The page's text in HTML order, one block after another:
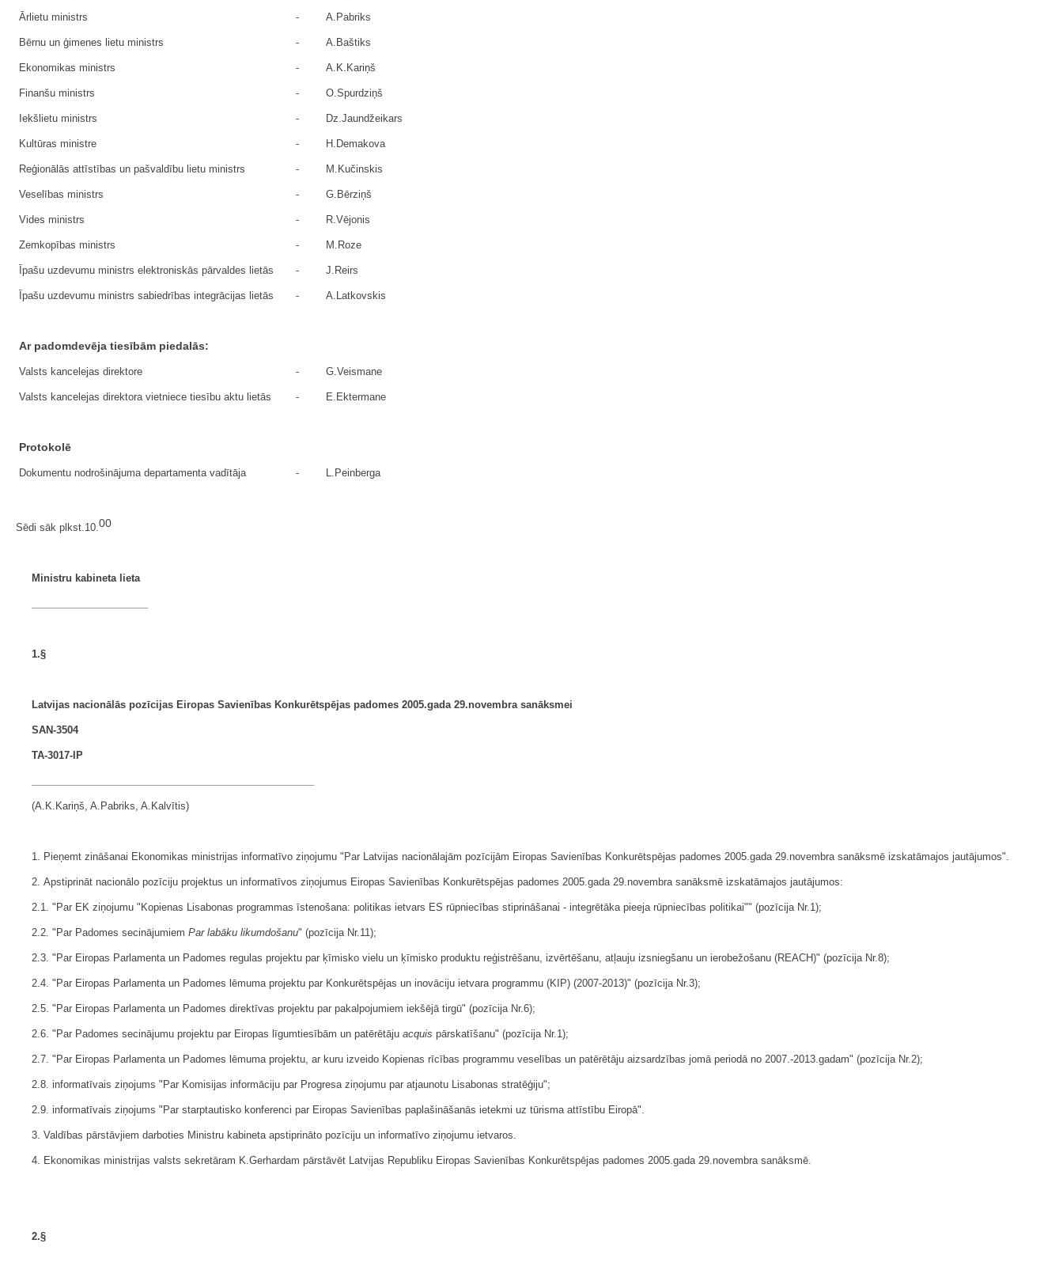
Ārlietu ministrs - A.Pabriks
Bērnu un ģimenes lietu ministrs - A.Baštiks
Ekonomikas ministrs - A.K.Kariņš
Finanšu ministrs - O.Spurdziņš
Iekšlietu ministrs - Dz.Jaundžeikars
Kultūras ministre - H.Demakova
Reģionālās attīstības un pašvaldību lietu ministrs - M.Kučinskis
Veselības ministrs - G.Bērziņš
Vides ministrs - R.Vējonis
Zemkopības ministrs - M.Roze
Īpašu uzdevumu ministrs elektroniskās pārvaldes lietās - J.Reirs
Īpašu uzdevumu ministrs sabiedrības integrācijas lietās - A.Latkovskis
Ar padomdevēja tiesībām piedalās:
Valsts kancelejas direktore - G.Veismane
Valsts kancelejas direktora vietniece tiesību aktu lietās - E.Ektermane
Protokolē
Dokumentu nodrošinājuma departamenta vadītāja
Sēdi sāk plkst.10.00
- L.Peinberga
Ministru kabineta lieta
1.§
Latvijas nacionālās pozīcijas Eiropas Savienības Konkurētspējas padomes 2005.gada 29.novembra sanāksmei
SAN-3504
TA-3017-IP
(A.K.Kariņš, A.Pabriks, A.Kalvītis)
1. Pieņemt zināšanai Ekonomikas ministrijas informatīvo ziņojumu "Par Latvijas nacionālajām pozīcijām Eiropas Savienības Konkurētspējas padomes 2005.gada 29.novembra sanāksmē izskatāmajos jautājumos".
2. Apstiprināt nacionālo pozīciju projektus un informatīvos ziņojumus Eiropas Savienības Konkurētspējas padomes 2005.gada 29.novembra sanāksmē izskatāmajos jautājumos:
2.1. "Par EK ziņojumu "Kopienas Lisabonas programmas īstenošana: politikas ietvars ES rūpniecības stiprināšanai - integrētāka pieeja rūpniecības politikai"" (pozīcija Nr.1);
2.2. "Par Padomes secinājumiem Par labāku likumdošanu" (pozīcija Nr.11);
2.3. "Par Eiropas Parlamenta un Padomes regulas projektu par ķīmisko vielu un ķīmisko produktu reģistrēšanu, izvērtēšanu, atļauju izsniegšanu un ierobežošanu (REACH)" (pozīcija Nr.8);
2.4. "Par Eiropas Parlamenta un Padomes lēmuma projektu par Konkurētspējas un inovāciju ietvara programmu (KIP) (2007-2013)" (pozīcija Nr.3);
2.5. "Par Eiropas Parlamenta un Padomes direktīvas projektu par pakalpojumiem iekšējā tirgū" (pozīcija Nr.6);
2.6. "Par Padomes secinājumu projektu par Eiropas līgumtiesībām un patērētāju acquis pārskatīšanu" (pozīcija Nr.1);
2.7. "Par Eiropas Parlamenta un Padomes lēmuma projektu, ar kuru izveido Kopienas rīcības programmu veselības un patērētāju aizsardzības jomā periodā no 2007.-2013.gadam" (pozīcija Nr.2);
2.8. informatīvais ziņojums "Par Komisijas informāciju par Progresa ziņojumu par atjaunotu Lisabonas stratēģiju";
2.9. informatīvais ziņojums "Par starptautisko konferenci par Eiropas Savienības paplašināšanās ietekmi uz tūrisma attīstību Eiropā".
3. Valdības pārstāvjiem darboties Ministru kabineta apstiprināto pozīciju un informatīvo ziņojumu ietvaros.
4. Ekonomikas ministrijas valsts sekretāram K.Gerhardam pārstāvēt Latvijas Republiku Eiropas Savienības Konkurētspējas padomes 2005.gada 29.novembra sanāksmē.
2.§